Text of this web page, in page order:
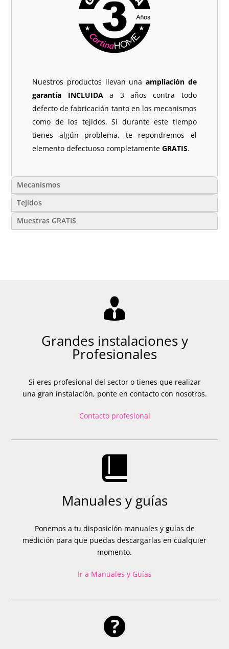
Nuestros productos llevan una ampliación de
garantía INCLUIDAa 3 años contra todo
defecto de fabricación tanto en los mecanismos
como de los tejidos. Si durante este tiempo
tienes algún problema, te repondremos el
elemento defectuoso completamenteGRATIS.
Mecanismos
Tejidos
Muestras GRATIS
Grandes instalaciones y
Profesionales
Si eres profesional del sector o tienes que realizar
una gran instalación, ponte en contacto con nosotros.
Contacto profesional
Manuales y guías
Ponemos a tu disposicíón manuales y guías de
medición para que puedas descargarlas en cualquier
momento.
Ir a Manuales y Guías